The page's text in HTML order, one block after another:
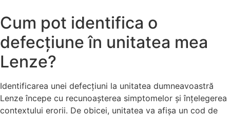
Cum pot identifica o
defecțiune în unitatea mea
Lenze?
Identificarea unei defecțiuni la unitatea dumneavoastră
Lenze începe cu recunoașterea simptomelor și înțelegerea
contextului erorii. De obicei, unitatea va afișa un cod de